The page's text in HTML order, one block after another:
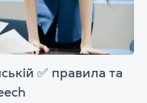
✅ правила та